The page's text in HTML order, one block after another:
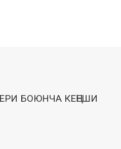
БОЮНЧА КЕҢЕШИ